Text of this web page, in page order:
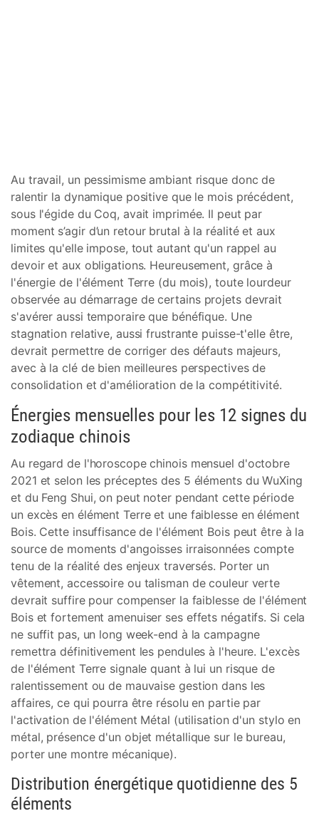
Au travail, un pessimisme ambiant risque donc de
ralentir la dynamique positive que le mois précédent,
sous l'égide du Coq, avait imprimée. Il peut par
moment s’agir d’un retour brutal à la réalité et aux
limites qu'elle impose, tout autant qu'un rappel au
devoir et aux obligations. Heureusement, grâce à
l'énergie de l'élément Terre (du mois), toute lourdeur
observée au démarrage de certains projets devrait
s'avérer aussi temporaire que bénéfique. Une
stagnation relative, aussi frustrante puisse-t'elle être,
devrait permettre de corriger des défauts majeurs,
avec à la clé de bien meilleures perspectives de
consolidation et d'amélioration de la compétitivité.
Énergies mensuelles pour les 12 signes du
zodiaque chinois
Au regard de l'horoscope chinois mensuel d'octobre
2021 et selon les préceptes des 5 éléments du WuXing
et du Feng Shui, on peut noter pendant cette période
un excès en élément Terre et une faiblesse en élément
Bois. Cette insuffisance de l'élément Bois peut être à la
source de moments d'angoisses irraisonnées compte
tenu de la réalité des enjeux traversés. Porter un
vêtement, accessoire ou talisman de couleur verte
devrait suffire pour compenser la faiblesse de l'élément
Bois et fortement amenuiser ses effets négatifs. Si cela
ne suffit pas, un long week-end à la campagne
remettra définitivement les pendules à l'heure. L'excès
de l'élément Terre signale quant à lui un risque de
ralentissement ou de mauvaise gestion dans les
affaires, ce qui pourra être résolu en partie par
l'activation de l'élément Métal (utilisation d'un stylo en
métal, présence d'un objet métallique sur le bureau,
porter une montre mécanique).
Distribution énergétique quotidienne des 5
éléments